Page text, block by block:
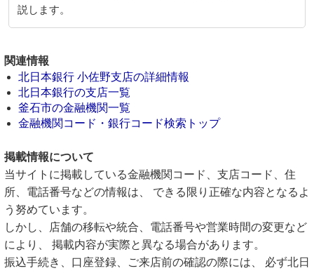
説します。
関連情報
北日本銀行 小佐野支店の詳細情報
北日本銀行の支店一覧
釜石市の金融機関一覧
金融機関コード・銀行コード検索トップ
掲載情報について
当サイトに掲載している金融機関コード、支店コード、住
所、電話番号などの情報は、 できる限り正確な内容となるよ
う努めています。
しかし、店舗の移転や統合、電話番号や営業時間の変更など
により、 掲載内容が実際と異なる場合があります。
振込手続き、口座登録、ご来店前の確認の際には、 必ず北日